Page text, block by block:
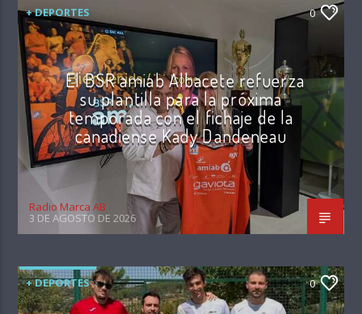
+ DEPORTES 0
El BSR amiab Albacete refuerza
su plantilla para la próxima
temporada con el fichaje de la
canadiense Kady Dandeneau
Radio Marca AB
3 DE AGOSTO DE 2026
+ DEPORTES 0